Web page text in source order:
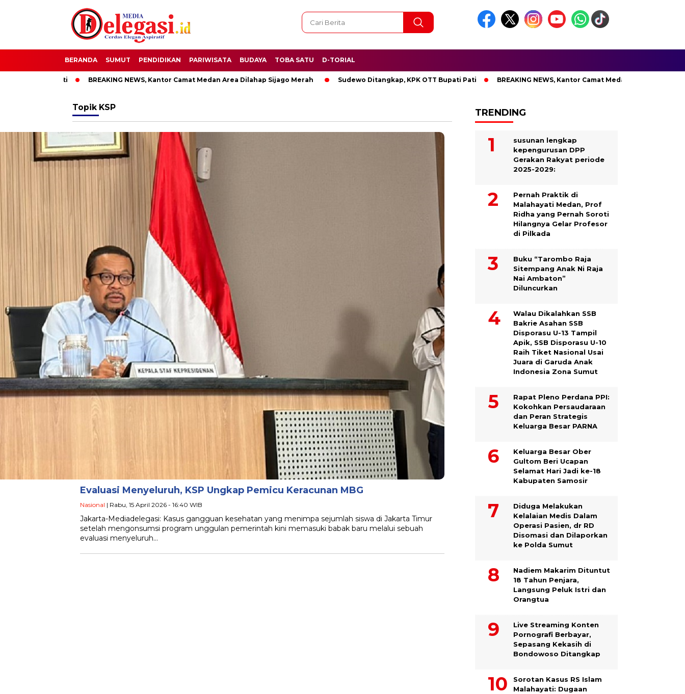
BERANDA SUMUT PENDIDIKAN PARIWISATA BUDAYA TOBA SATU D-TORIAL
BREAKING NEWS, Kantor Camat Medan Area Dilahap Sijago Merah Sudewo Ditangkap, KPK OTT Bupati Pati BREAKING NEWS, Kantor Camat Medan Area Dilahap Sijago
Topik KSP
Evaluasi Menyeluruh, KSP Ungkap Pemicu Keracunan MBG
Nasional | Rabu, 15 April 2026 - 16:40 WIB
Jakarta-Mediadelegasi: Kasus gangguan kesehatan yang menimpa sejumlah siswa di Jakarta Timur
setelah mengonsumsi program unggulan pemerintah kini memasuki babak baru melalui sebuah
evaluasi menyeluruh…
TRENDING
susunan lengkap
kepengurusan DPP
Gerakan Rakyat periode
2025-2029:
Pernah Praktik di
Malahayati Medan, Prof
Ridha yang Pernah Soroti
Hilangnya Gelar Profesor
di Pilkada
Buku “Tarombo Raja
Sitempang Anak Ni Raja
Nai Ambaton”
Diluncurkan
Walau Dikalahkan SSB
Bakrie Asahan SSB
Disporasu U-13 Tampil
Apik, SSB Disporasu U-10
Raih Tiket Nasional Usai
Juara di Garuda Anak
Indonesia Zona Sumut
Rapat Pleno Perdana PPI:
Kokohkan Persaudaraan
dan Peran Strategis
Keluarga Besar PARNA
Keluarga Besar Ober
Gultom Beri Ucapan
Selamat Hari Jadi ke-18
Kabupaten Samosir
Diduga Melakukan
Kelalaian Medis Dalam
Operasi Pasien, dr RD
Disomasi dan Dilaporkan
ke Polda Sumut
​Nadiem Makarim Dituntut
18 Tahun Penjara,
Langsung Peluk Istri dan
Orangtua
Live Streaming Konten
Pornografi Berbayar,
Sepasang Kekasih di
Bondowoso Ditangkap
Sorotan Kasus RS Islam
Malahayati: Dugaan